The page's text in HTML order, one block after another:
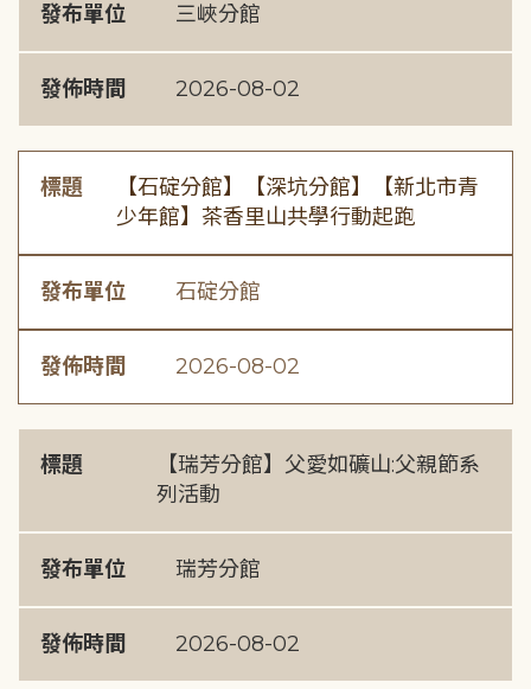
發布單位 三峽分館
發佈時間 2026-08-02
標題
【石碇分館】【深坑分館】【新北市青
少年館】茶香里山共學行動起跑
發布單位 石碇分館
發佈時間 2026-08-02
標題
【瑞芳分館】父愛如礦山:父親節系
列活動
發布單位 瑞芳分館
發佈時間 2026-08-02